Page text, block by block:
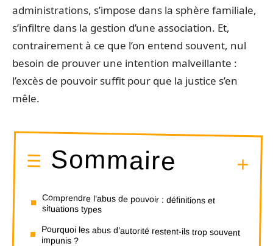
administrations, s’impose dans la sphère familiale,
s’infiltre dans la gestion d’une association. Et,
contrairement à ce que l’on entend souvent, nul
besoin de prouver une intention malveillante :
l’excès de pouvoir suffit pour que la justice s’en
mêle.
Sommaire
Comprendre l’abus de pouvoir : définitions et
situations types
Pourquoi les abus d’autorité restent-ils trop souvent
impunis ?